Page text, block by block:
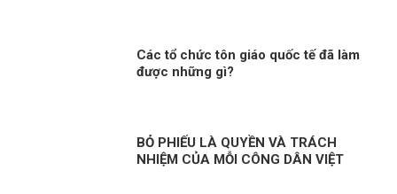
Các tổ chức tôn giáo quốc tế đã làm
được những gì?
BỎ PHIẾU LÀ QUYỀN VÀ TRÁCH
NHIỆM CỦA MỖI CÔNG DÂN VIỆT